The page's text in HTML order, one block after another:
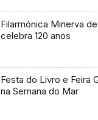
Filarmónica Minerva
celebra 120 anos
Festa do Livro e Feira
na Semana do Mar